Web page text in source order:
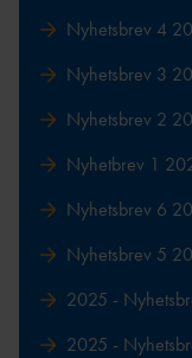
Nyhetsbrev 4
Nyhetsbrev 3
Nyhetsbrev 2
Nyhetbrev 1
Nyhetsbrev 6
Nyhetsbrev 5
2025 -
2025 -